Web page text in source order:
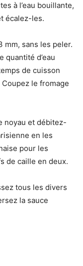
à l’eau bouillante,
écalez-les.
mm, sans les peler.
quantité d’eau
de cuisson
le fromage
noyau et débitez-
en les
pour les
de caille en deux.
tous les divers
la sauce